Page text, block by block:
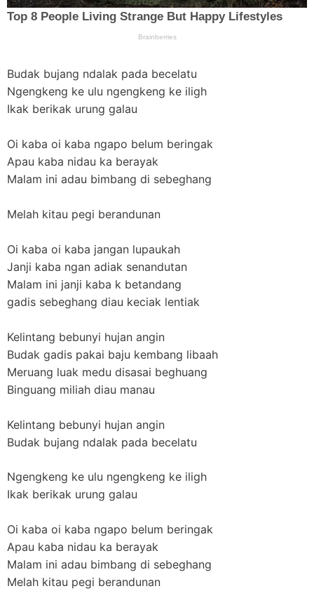
Budak bujang ndalak pada becelatu
Ngengkeng ke ulu ngengkeng ke iligh
Ikak berikak urung galau
Oi kaba oi kaba ngapo belum beringak
Apau kaba nidau ka berayak
Malam ini adau bimbang di sebeghang
Melah kitau pegi berandunan
Oi kaba oi kaba jangan lupaukah
Janji kaba ngan adiak senandutan
Malam ini janji kaba k betandang
gadis sebeghang diau keciak lentiak
Kelintang bebunyi hujan angin
Budak gadis pakai baju kembang libaah
Meruang luak medu disasai beghuang
Binguang miliah diau manau
Kelintang bebunyi hujan angin
Budak bujang ndalak pada becelatu
Ngengkeng ke ulu ngengkeng ke iligh
Ikak berikak urung galau
Oi kaba oi kaba ngapo belum beringak
Apau kaba nidau ka berayak
Malam ini adau bimbang di sebeghang
Melah kitau pegi berandunan